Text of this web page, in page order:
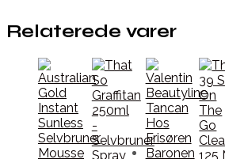
Relaterede varer